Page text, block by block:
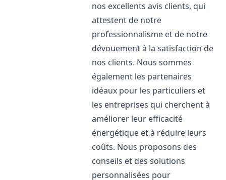
nos excellents avis clients, qui
attestent de notre
professionnalisme et de notre
dévouement à la satisfaction de
nos clients. Nous sommes
également les partenaires
idéaux pour les particuliers et
les entreprises qui cherchent à
améliorer leur efficacité
énergétique et à réduire leurs
coûts. Nous proposons des
conseils et des solutions
personnalisées pour